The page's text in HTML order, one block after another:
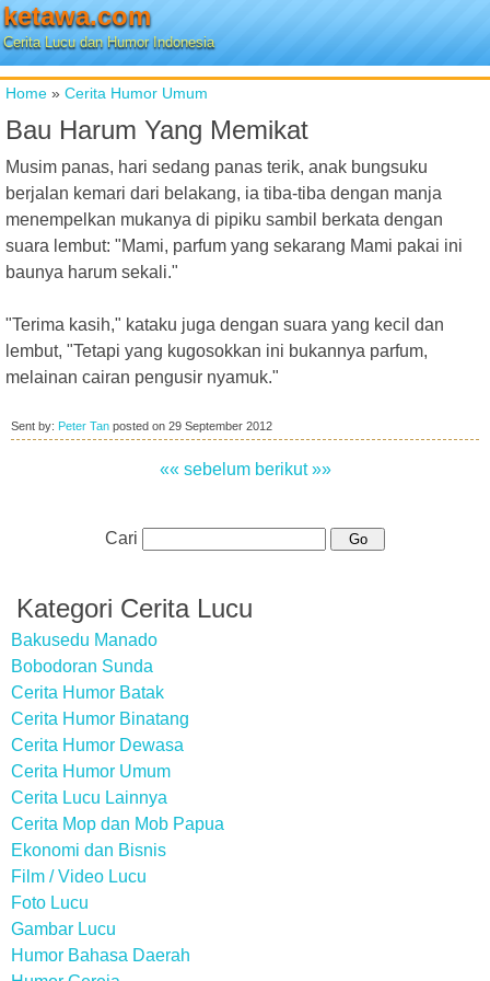
ketawa.com
Cerita Lucu dan Humor Indonesia
Home » Cerita Humor Umum
Bau Harum Yang Memikat
Musim panas, hari sedang panas terik, anak bungsuku
berjalan kemari dari belakang, ia tiba-tiba dengan manja
menempelkan mukanya di pipiku sambil berkata dengan
suara lembut: "Mami, parfum yang sekarang Mami pakai ini
baunya harum sekali."
"Terima kasih," kataku juga dengan suara yang kecil dan
lembut, "Tetapi yang kugosokkan ini bukannya parfum,
melainan cairan pengusir nyamuk."
Sent by: Peter Tan posted on 29 September 2012
«« sebelum berikut »»
Cari
Kategori Cerita Lucu
Bakusedu Manado
Bobodoran Sunda
Cerita Humor Batak
Cerita Humor Binatang
Cerita Humor Dewasa
Cerita Humor Umum
Cerita Lucu Lainnya
Cerita Mop dan Mob Papua
Ekonomi dan Bisnis
Film / Video Lucu
Foto Lucu
Gambar Lucu
Humor Bahasa Daerah